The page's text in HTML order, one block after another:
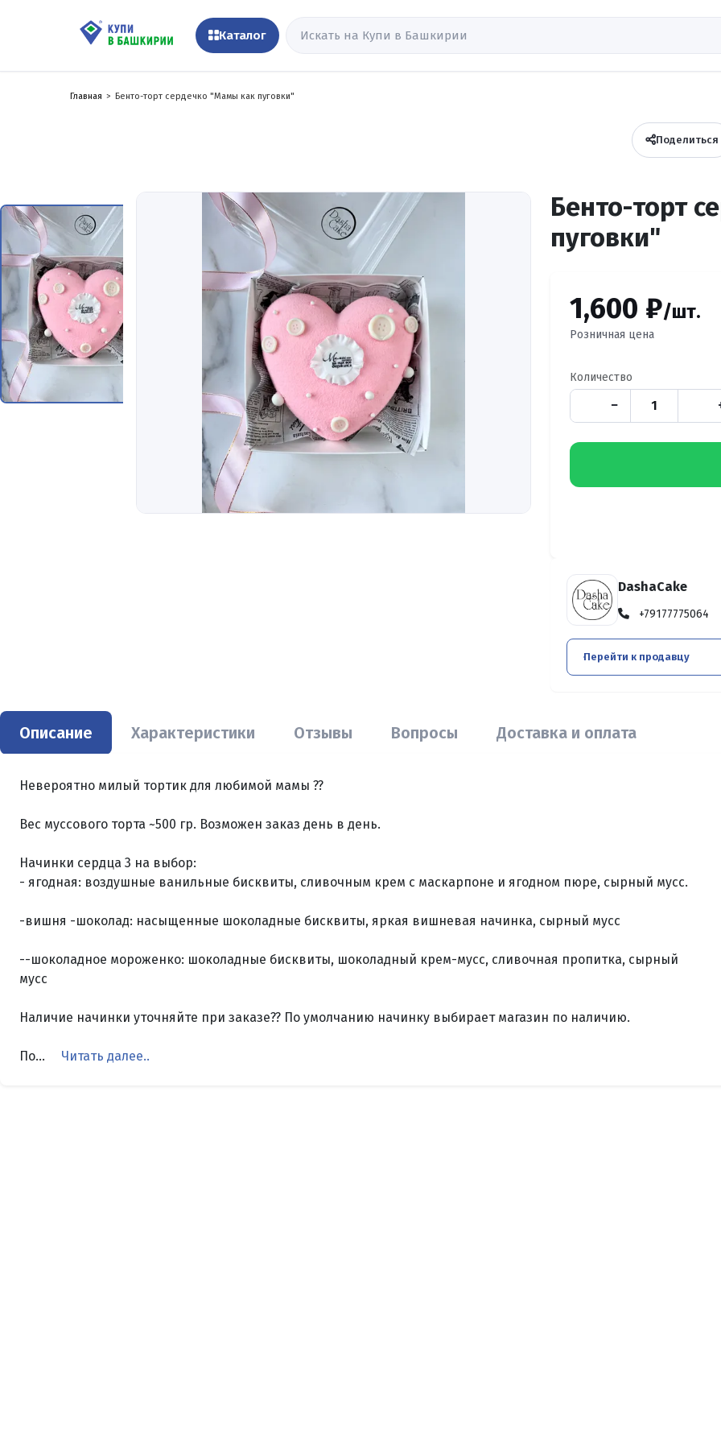
Каталог
Главная Бенто-торт сердечко "Мамы как пуговки"
Поделиться
Бенто-торт
пуговки"
1,600 ₽/шт.
Розничная цена
Количество
−
DashaCake
+79177775064
Перейти к продавцу
Описание Характеристики Отзывы Вопросы Доставка и оплата
Невероятно милый тортик для любимой мамы ??
Вес муссового торта ~500 гр. Возможен заказ день в день.
Начинки сердца 3 на выбор:
- ягодная: воздушные ванильные бисквиты, сливочным крем с маскарпоне и ягодном пюре, сырный мусс.
-вишня -шоколад: насыщенные шоколадные бисквиты, яркая вишневая начинка, сырный мусс
--шоколадное мороженко: шоколадные бисквиты, шоколадный крем-мусс, сливочная пропитка, сырный
мусс
Наличие начинки уточняйте при заказе?? По умолчанию начинку выбирает магазин по наличию.
По... Читать далее..